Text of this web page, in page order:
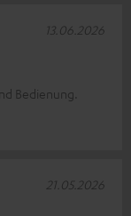
Bedienung.
13.06.2026
21.05.2026